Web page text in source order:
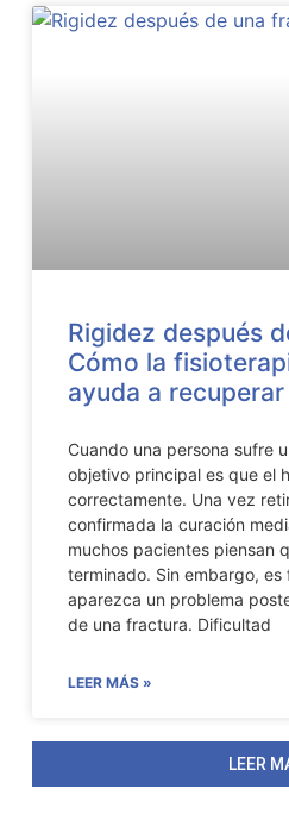
Rigidez después
Cómo la
ayuda a
Cuando una persona sufre
objetivo principal es que el
correctamente. Una vez
confirmada la curación
muchos pacientes piensan
terminado. Sin embargo,
aparezca un problema
de una fractura. Dificultad
LEER MÁS »
LEER